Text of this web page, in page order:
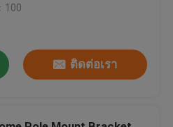
100
ติดต่อเรา